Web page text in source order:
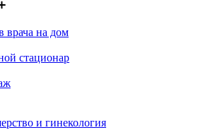
врача на дом
стационар
и гинекология